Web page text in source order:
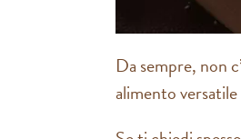
Da sempre, non
alimento